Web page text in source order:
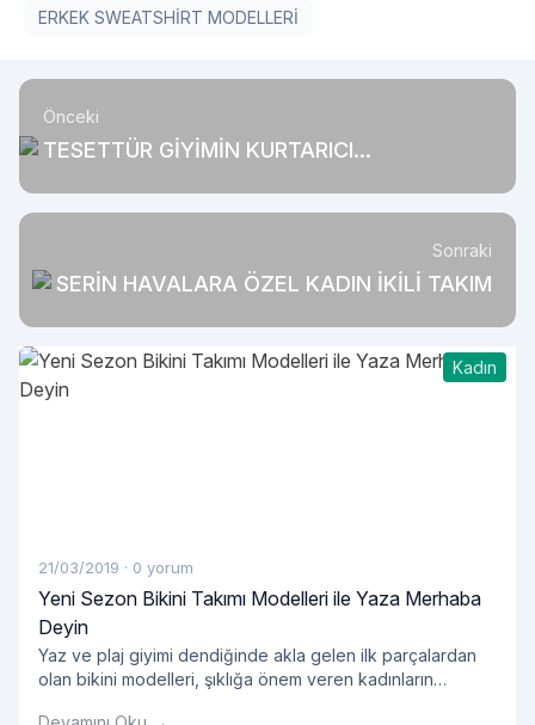
ERKEK SWEATSHİRT MODELLERİ
Önceki
TESETTÜR GİYİMİN KURTARICI
Sonraki
SERİN HAVALARA ÖZEL KADIN İKİLİ TAKIM
Kadın
21/03/2019 · 0 yorum
Yeni Sezon Bikini Takımı Modelleri ile Yaza Merhaba
Deyin
Yaz ve plaj giyimi dendiğinde akla gelen ilk parçalardan
olan bikini modelleri, şıklığa önem veren kadınların